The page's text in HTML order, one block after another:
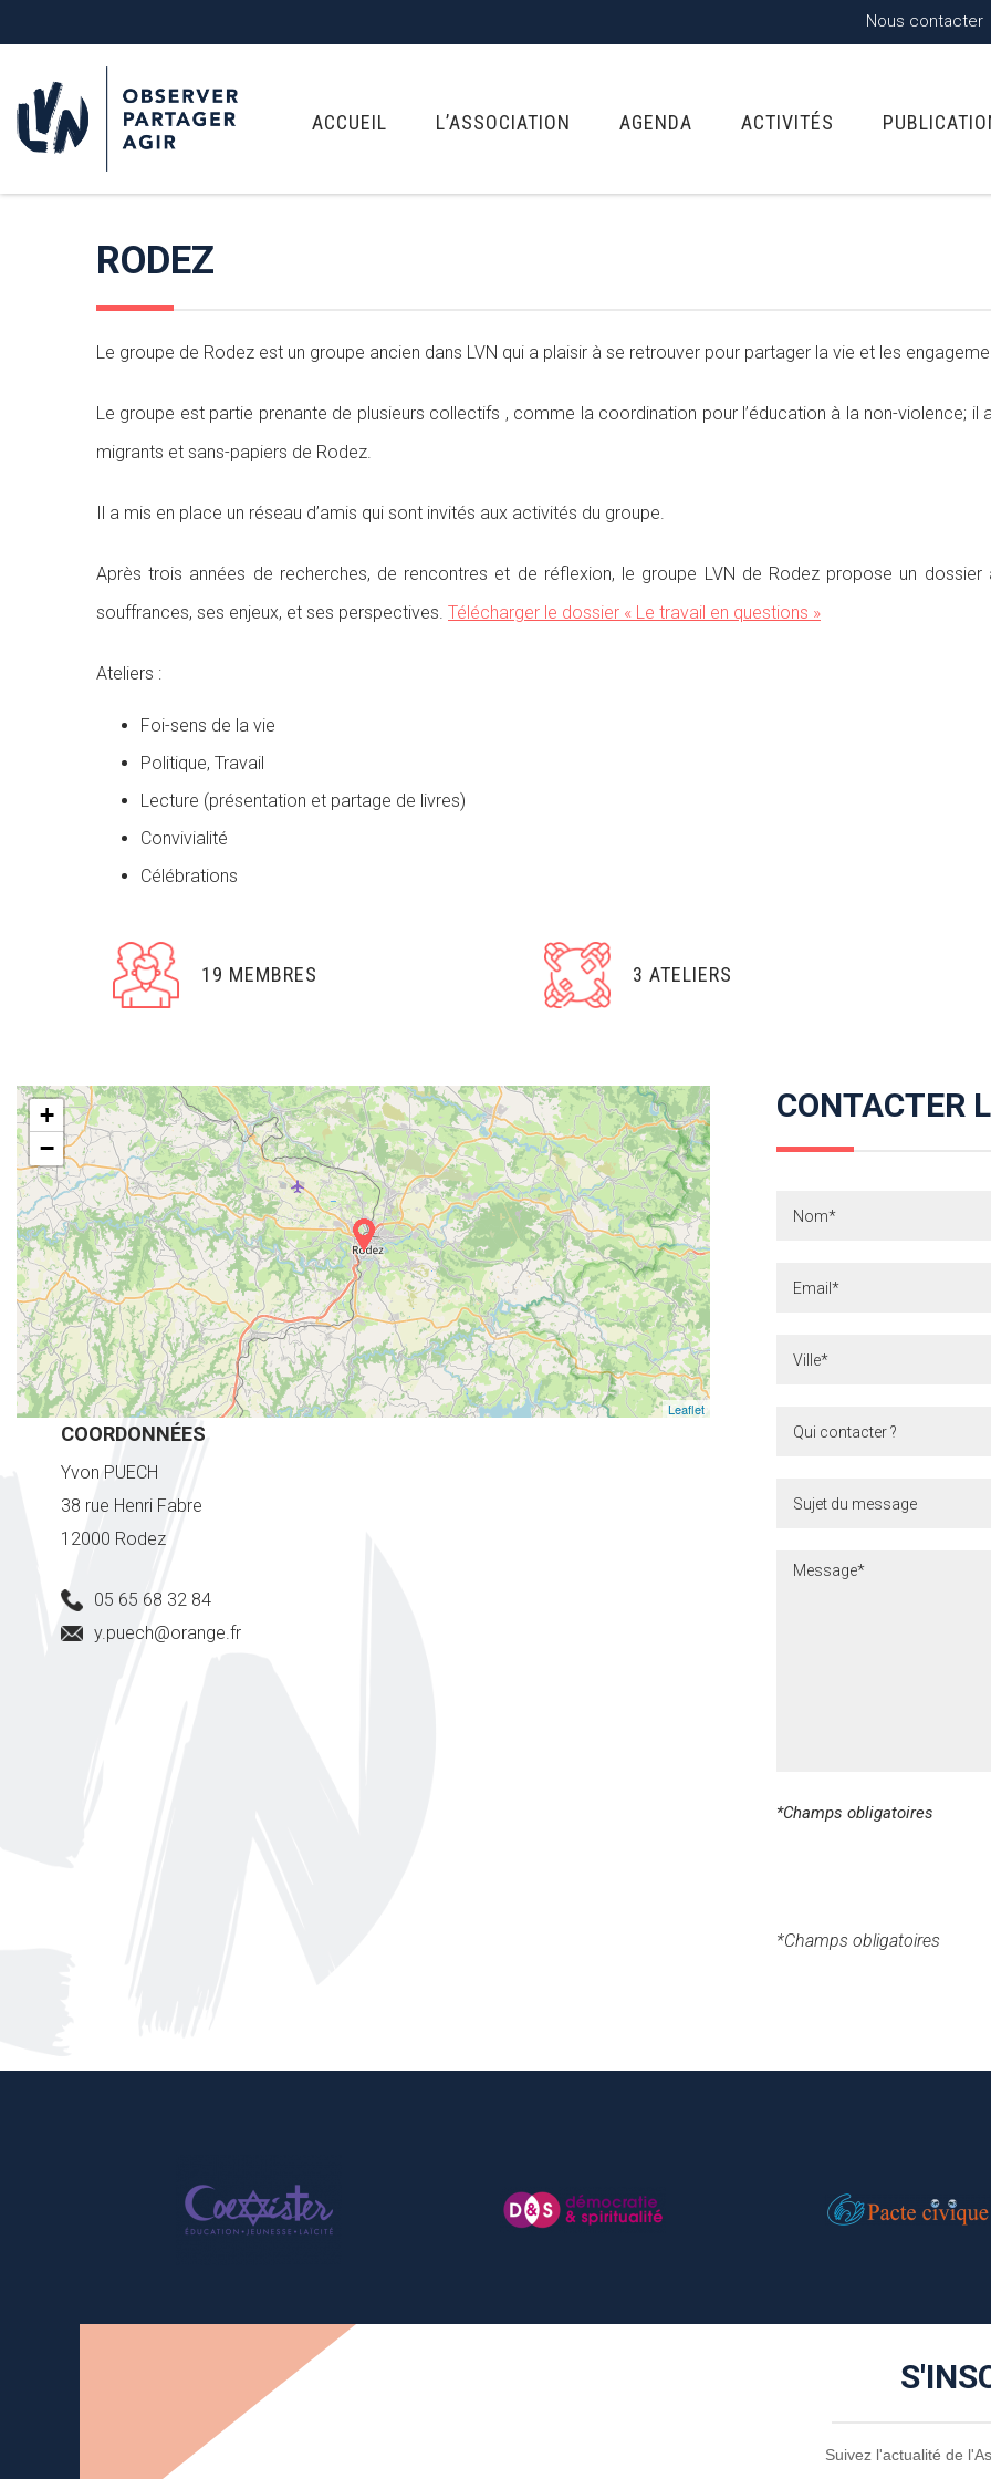
Nous contacter
ACCUEIL L’ASSOCIATION AGENDA ACTIVITÉS
RODEZ
Le groupe de Rodez est un groupe ancien dans LVN qui a plaisir à se retrouver pour partager la vie et les
Le groupe est partie prenante de plusieurs collectifs , comme la coordination pour l’éducation à la non-violence;
migrants et sans-papiers de Rodez.
Il a mis en place un réseau d’amis qui sont invités aux activités du groupe.
Après trois années de recherches, de rencontres et de réflexion, le groupe LVN de Rodez propose un
souffrances, ses enjeux, et ses perspectives. Télécharger le dossier « Le travail en questions »
Ateliers :
Foi-sens de la vie
Politique, Travail
Lecture (présentation et partage de livres)
Convivialité
Célébrations
19 MEMBRES 3 ATELIERS
CONTACTER
contacter
*Champs obligatoires
*Champs obligatoires
+
−
Leaflet
COORDONNÉES
Yvon PUECH
38 rue Henri Fabre
12000 Rodez
05 65 68 32 84
y.puech@orange.fr
Suivez l'actualité de